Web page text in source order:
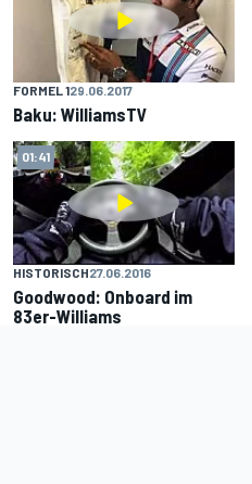
FORMEL 129.06.2017
Baku: WilliamsTV
01:41
HISTORISCH27.06.2016
Goodwood: Onboard im
83er-Williams